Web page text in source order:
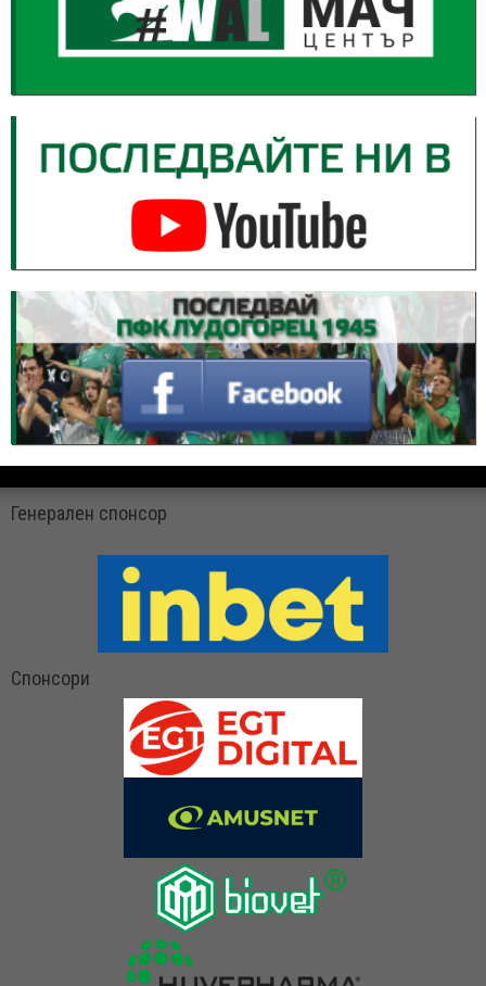
Генерален спонсор
Спонсори